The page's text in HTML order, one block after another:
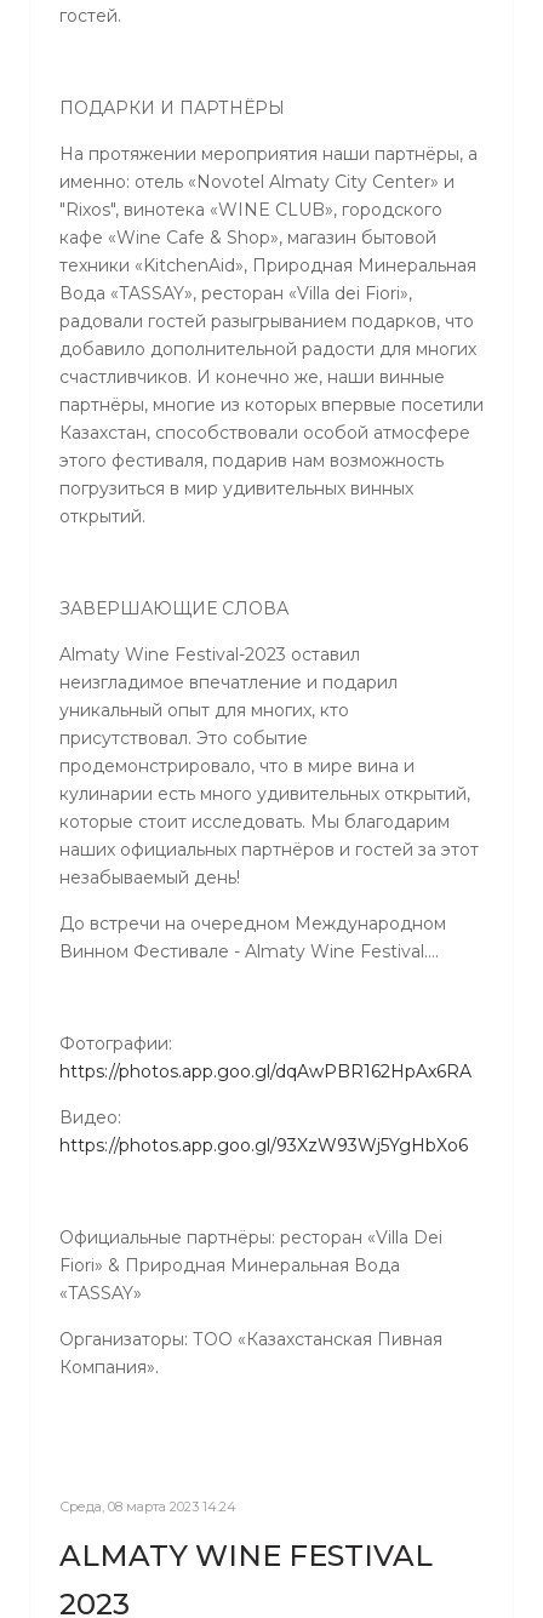
гостей.
ПОДАРКИ И ПАРТНЁРЫ
На протяжении мероприятия наши партнёры, а
именно: отель «Novotel Almaty City Center» и
"Rixos", винотека «WINE CLUB», городского
кафе «Wine Cafe & Shop», магазин бытовой
техники «KitchenAid», Природная Минеральная
Вода «TASSAY», ресторан «Villa dei Fiori»,
радовали гостей разыгрыванием подарков, что
добавило дополнительной радости для многих
счастливчиков. И конечно же, наши винные
партнёры, многие из которых впервые посетили
Казахстан, способствовали особой атмосфере
этого фестиваля, подарив нам возможность
погрузиться в мир удивительных винных
открытий.
ЗАВЕРШАЮЩИЕ СЛОВА
Almaty Wine Festival-2023 оставил
неизгладимое впечатление и подарил
уникальный опыт для многих, кто
присутствовал. Это событие
продемонстрировало, что в мире вина и
кулинарии есть много удивительных открытий,
которые стоит исследовать. Мы благодарим
наших официальных партнёров и гостей за этот
незабываемый день!
До встречи на очередном Международном
Винном Фестивале - Almaty Wine Festival….
Фотографии:
https://photos.app.goo.gl/dqAwPBR162HpAx6RA
Видео:
https://photos.app.goo.gl/93XzW93Wj5YgHbXo6
Официальные партнёры: ресторан «Villa Dei
Fiori» & Природная Минеральная Вода
«TASSAY»
Организаторы: ТОО «Казахстанская Пивная
Компания».
Среда, 08 марта 2023 14:24
ALMATY WINE FESTIVAL
2023